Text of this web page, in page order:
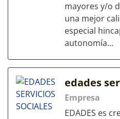
mayores y/o
una mejor
especial
autonomía...
edades
Empresa
EDADES es